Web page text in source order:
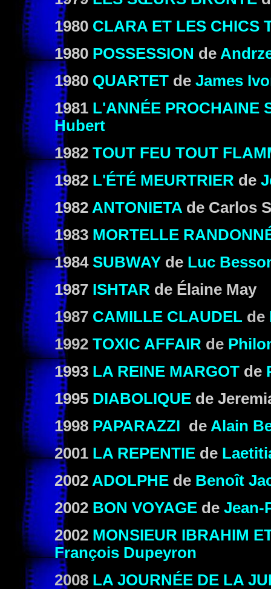
1980 CLARA ET LES CHICS
1980 POSSESSION de
1980 QUARTET de James
1981 L'ANNÉE PROCHAINE
Hubert
1982 TOUT FEU TOUT
1982 L'ÉTÉ MEURTRIER de
1982 ANTONIETA de Carlos
1983 MORTELLE
1984SUBWAY de Luc
1987 ISHTAR de Élaine May
1987 CAMILLE CLAUDEL de
1992 TOXIC AFFAIR de
1993 LA REINE MARGOT de
1995 DIABOLIQUE de
1998 PAPARAZZI de Alain
2001 LA REPENTIE de
2002 ADOLPHE de Benoît
2002 BON VOYAGE de Jean-
2002 MONSIEUR IBRAHIM
François Dupeyron
2008 LA JOURNÉE DE LA